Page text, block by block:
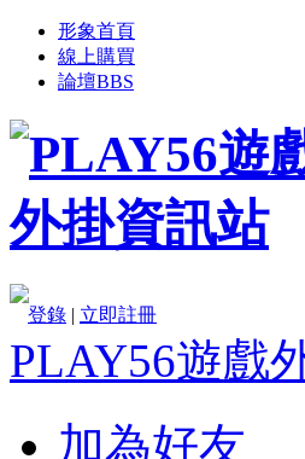
形象首頁
線上購買
論壇BBS
登錄 | 立即註冊
PLAY56遊戲
加為好友